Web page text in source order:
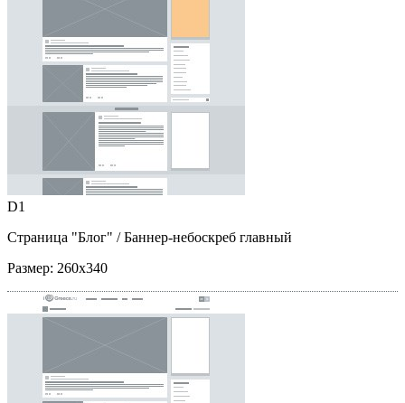
D1
Страница "Блог" / Баннер-небоскреб главный
Размер: 260x340